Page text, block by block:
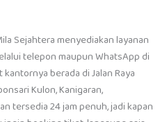
Sejahtera menyediakan layanan
telepon maupun WhatsApp di
berada di Jalan Raya
Kulon, Kanigaran,
tersedia 24 jam penuh, jadi kapan